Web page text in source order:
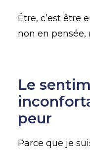
Être, c’est être
non en pensée,
Le
peur
Parce que je